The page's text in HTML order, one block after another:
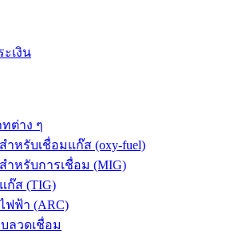
เงิน
ต่าง ๆ
ำหรับเชื่อมแก๊ส (oxy-fuel)
ำหรับการเชื่อม (MIG)
ก๊ส (TIG)
ฟฟ้า (ARC)
ลวดเชื่อม